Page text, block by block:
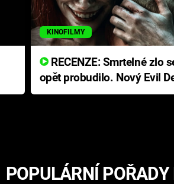
KINOFILMY
RECENZE: Smrtelné zlo se
opět probudilo. Nový Evil
přichází s neodolatelnou
POPULÁRNÍ